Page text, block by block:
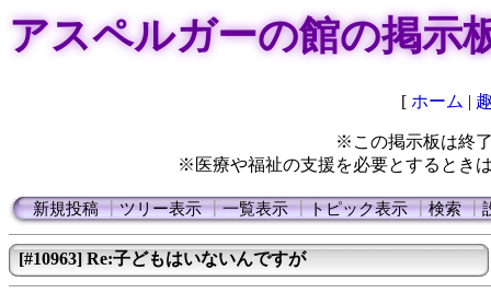
アスペルガーの館の掲示
[ ホーム |
※この掲示板は終
※医療や福祉の支援を必要とするとき
新規投稿┃ツリー表示┃一覧表示┃トピック表示┃検索┃
[#10963] Re:子どもはいないんですが